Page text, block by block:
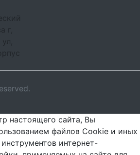
настоящего сайта, Вы
файлов Cookie и иных
интернет-